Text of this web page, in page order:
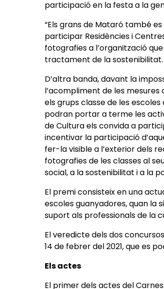
participació en la festa a la
“Els grans de Mataró també
participar Residències i
fotografies a l’organització
tractament de la sostenibilitat.
D’altra banda, davant la
l’acompliment de les
els grups classe de les
podran portar a terme les
de Cultura els convida a
incentivar la participació
fer-la visible a l’exterior dels
fotografies de les classes al
social, a la sostenibilitat i a la
El premi consisteix en una
escoles guanyadores, quan la
suport als professionals de la
El veredicte dels dos
14 de febrer del 2021, que es
Els actes
El primer dels actes del